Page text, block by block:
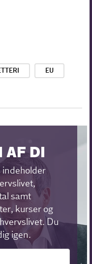
EU
AF DI
indeholder
samt
kurser og
Du
igen.